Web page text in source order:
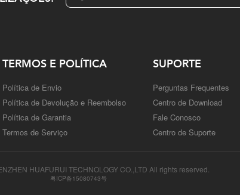
TERMOS E POLÍTICA
Política de Envio
Política de Devolução e Reembolso
Política de Garantia
Termos de Serviço
SUPORTE
Perguntas Frequentes
Centro de Download
Fale Conosco
Centro de Suporte
HUAFURUI TECHNOLOGY CO.,LTD All rights reserved.
粤ICP备15080743号